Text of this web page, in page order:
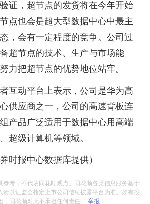
证，超节点的发货将在今年开始
点也会是超大型数据中心中最主
，会有一定程度的竞争。公司过
超节点的技术、生产与市场能
力把超节点的优势地位站牢。
互动平台上表示，公司是华为高
供应商之一，公司的高速背板连
产品广泛适用于数据中心用高端
超级计算机等领域。
时报中心数据库提供）
参考，不代表同花顺观点。同花顺各类信息服务基于
请以证监会指定上市公司信息披露平台为准。如有投
，同花顺对此不承担任何责任。举报